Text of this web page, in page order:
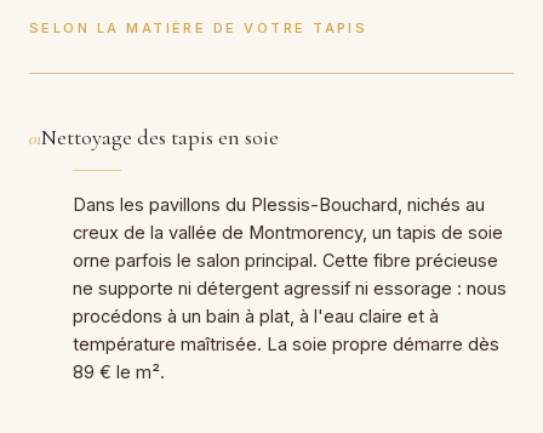
SELON LA MATIÈRE DE VOTRE TAPIS
01Nettoyage des tapis en soie
Dans les pavillons du Plessis-Bouchard, nichés au
creux de la vallée de Montmorency, un tapis de soie
orne parfois le salon principal. Cette fibre précieuse
ne supporte ni détergent agressif ni essorage : nous
procédons à un bain à plat, à l'eau claire et à
température maîtrisée. La soie propre démarre dès
89 € le m².